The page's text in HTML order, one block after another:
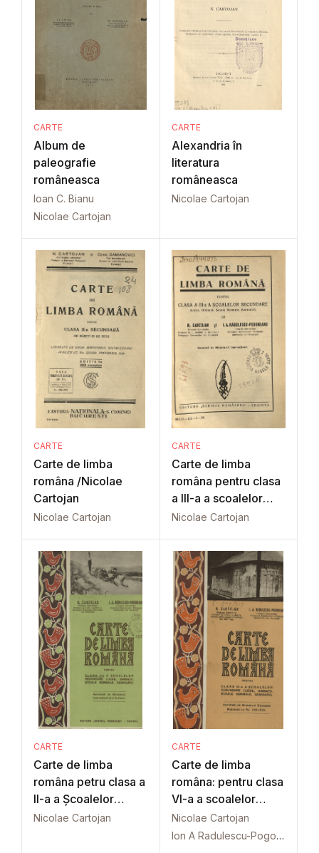
CARTE
Album de
paleografie
româneasca
Ioan C. Bianu
Nicolae Cartojan
CARTE
Alexandria în
literatura
româneasca
Nicolae Cartojan
CARTE
Carte de limba
româna /Nicolae
Cartojan
Nicolae Cartojan
CARTE
Carte de limba
româna pentru clasa
a III-a a scoalelor
secundare
Nicolae Cartojan
CARTE
Carte de limba
româna petru clasa a
II-a a Școalelor
secundare
Nicolae Cartojan
CARTE
Carte de limba
româna: pentru clasa
VI-a a scoalelor
secundare
Nicolae Cartojan
Ion A Radulescu-Pogoneanu